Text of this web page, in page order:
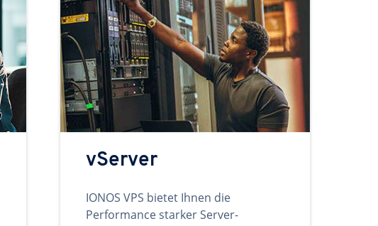
vServer
IONOS VPS bietet Ihnen die
Performance starker Server-